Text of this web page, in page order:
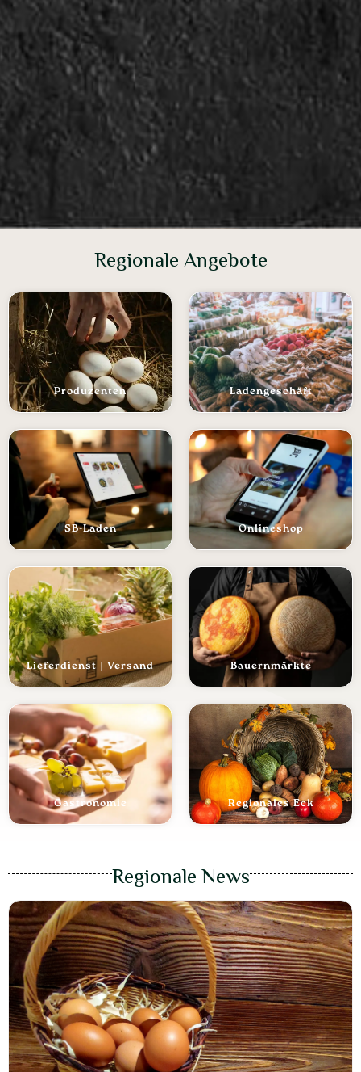
Regionale Angebote
Produzenten Ladengeschäft
SB-Laden Onlineshop
Lieferdienst | Versand Bauernmärkte
Gastronomie Regionales Eck
Regionale News